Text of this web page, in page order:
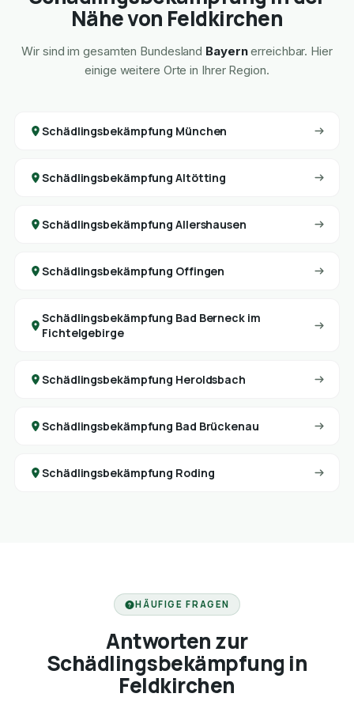
Nähe von Feldkirchen
Wir sind im gesamten Bundesland Bayernerreichbar. Hier
einige weitere Orte in Ihrer Region.
Schädlingsbekämpfung München
Schädlingsbekämpfung Altötting
Schädlingsbekämpfung Allershausen
Schädlingsbekämpfung Offingen
Schädlingsbekämpfung Bad Berneck im
Fichtelgebirge
Schädlingsbekämpfung Heroldsbach
Schädlingsbekämpfung Bad Brückenau
Schädlingsbekämpfung Roding
HÄUFIGE FRAGEN
Antworten zur
Schädlingsbekämpfung in
Feldkirchen